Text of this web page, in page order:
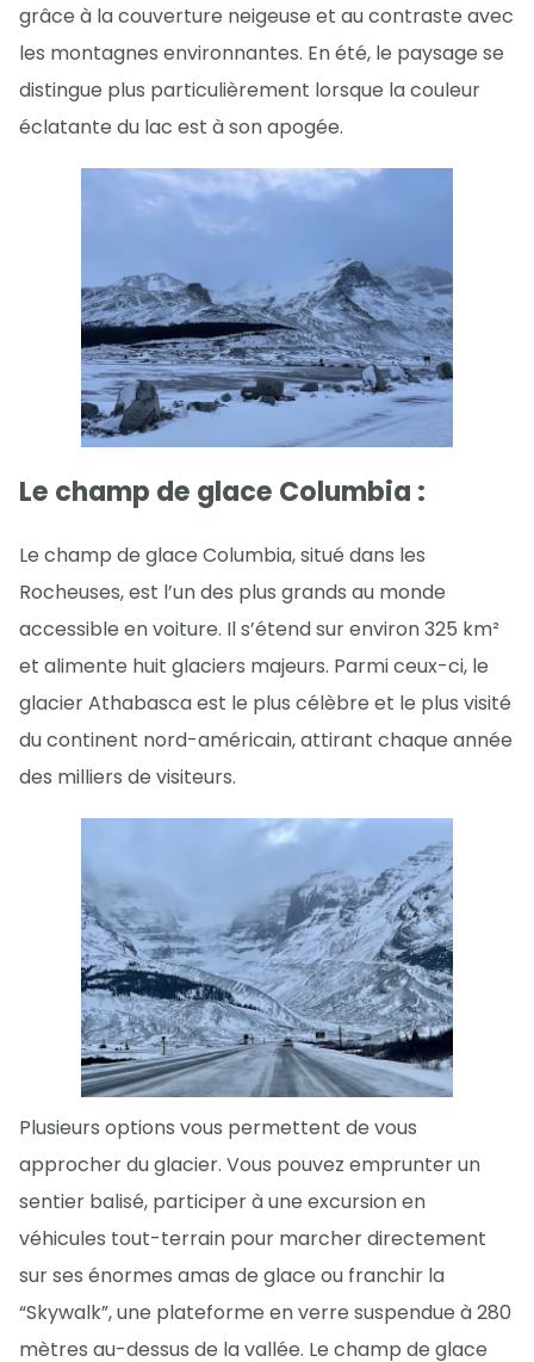
grâce à la couverture neigeuse et au contraste avec
les montagnes environnantes. En été, le paysage se
distingue plus particulièrement lorsque la couleur
éclatante du lac est à son apogée.
Le champ de glace Columbia :
Le champ de glace Columbia, situé dans les
Rocheuses, est l’un des plus grands au monde
accessible en voiture. Il s’étend sur environ 325 km²
et alimente huit glaciers majeurs. Parmi ceux-ci, le
glacier Athabasca est le plus célèbre et le plus visité
du continent nord-américain, attirant chaque année
des milliers de visiteurs.
Plusieurs options vous permettent de vous
approcher du glacier. Vous pouvez emprunter un
sentier balisé, participer à une excursion en
véhicules tout-terrain pour marcher directement
sur ses énormes amas de glace ou franchir la
“Skywalk”, une plateforme en verre suspendue à 280
mètres au-dessus de la vallée. Le champ de glace